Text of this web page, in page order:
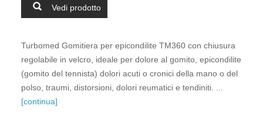
Vedi prodotto
Turbomed Gomitiera per epicondilite TM360 con chiusura
regolabile in velcro, ideale per dolore al gomito, epicondilite
(gomito del tennista) dolori acuti o cronici della mano o del
polso, traumi, distorsioni, dolori reumatici e tendiniti. ...
[continua]